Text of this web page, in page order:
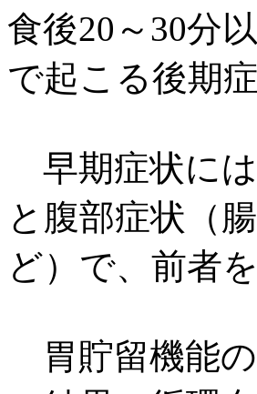
食後20～30分
で起こる後期
早期症状に
と腹部症状（
ど）で、前者
胃貯留機能